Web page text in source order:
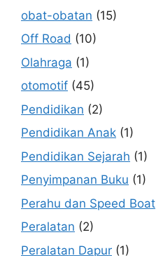
obat-obatan (15)
Off Road (10)
Olahraga (1)
otomotif (45)
Pendidikan (2)
Pendidikan Anak (1)
Pendidikan Sejarah (1)
Penyimpanan Buku (1)
Perahu dan Speed Boat
Peralatan (2)
Peralatan Dapur (1)